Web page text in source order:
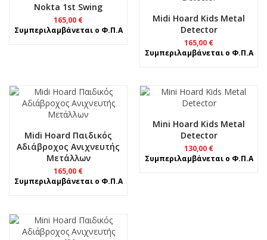
Nokta 1st Swing
165,00 €
Συμπεριλαμβάνεται ο Φ.Π.Α
Midi Hoard Kids Metal
Detector
165,00 €
Συμπεριλαμβάνεται ο Φ.Π.Α
Midi Hoard Παιδικός
Αδιάβροχος Ανιχνευτής
Μετάλλων
165,00 €
Συμπεριλαμβάνεται ο Φ.Π.Α
Mini Hoard Kids Metal
Detector
130,00 €
Συμπεριλαμβάνεται ο Φ.Π.Α